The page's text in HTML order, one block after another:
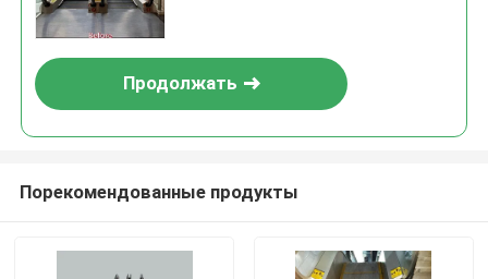
Продолжать
Порекомендованные продукты